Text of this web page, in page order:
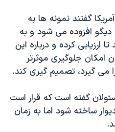
ایران
صلح
گفتند نمونه ها به
افزوده می شود و به
ارزیابی کرده و درباره این
امکان جلوگیری موثرتر
می گیرد، تصمیم گیری کند.
گفته است که قرار است
ساخته شود اما به زمان